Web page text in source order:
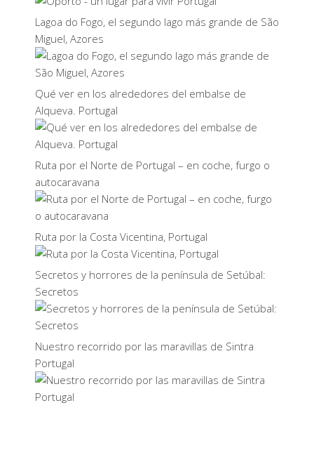
Lagoa do Fogo, el segundo lago más grande de São
Miguel, Azores
Qué ver en los alrededores del embalse de
Alqueva. Portugal
Ruta por el Norte de Portugal – en coche, furgo o
autocaravana
Ruta por la Costa Vicentina, Portugal
Secretos y horrores de la península de Setúbal:
Secretos
Nuestro recorrido por las maravillas de Sintra
Portugal